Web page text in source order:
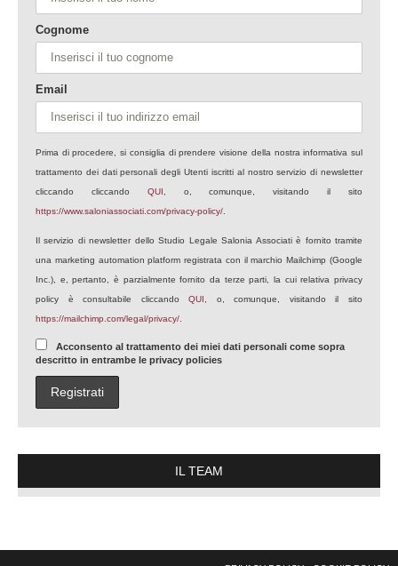
Cognome
Email
Prima di procedere, si consiglia di prendere visione della nostra informativa sul
trattamento dei dati personali degli Utenti iscritti al nostro servizio di newsletter
cliccando cliccando QUI , o, comunque, visitando il sito
https://www.saloniassociati.com/privacy-policy/
Il servizio di newsletter dello Studio Legale Salonia Associati è fornito tramite
una marketing automation platform registrata con il marchio Mailchimp (Google
Inc.), e, pertanto, è parzialmente fornito da terze parti, la cui relativa privacy
policy è consultabile cliccandoQUI
, o, comunque, visitando il sito
https://mailchimp.com/legal/privacy/
Acconsento al trattamento dei miei dati personali come sopra
descritto in entrambe le privacy policies
IL TEAM